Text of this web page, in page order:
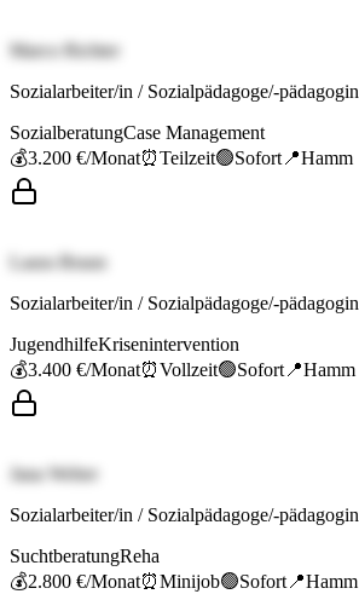
Marco Richter
Sozialarbeiter/in / Sozialpädagoge/-pädagogin
SozialberatungCase Management
💰3.200 €/Monat⏰Teilzeit🟢Sofort 📍Hamm
Laura Braun
Sozialarbeiter/in / Sozialpädagoge/-pädagogin
JugendhilfeKrisenintervention
💰3.400 €/Monat⏰Vollzeit🟢Sofort 📍Hamm
Jana Weber
Sozialarbeiter/in / Sozialpädagoge/-pädagogin
SuchtberatungReha
💰2.800 €/Monat⏰Minijob🟢Sofort 📍Hamm